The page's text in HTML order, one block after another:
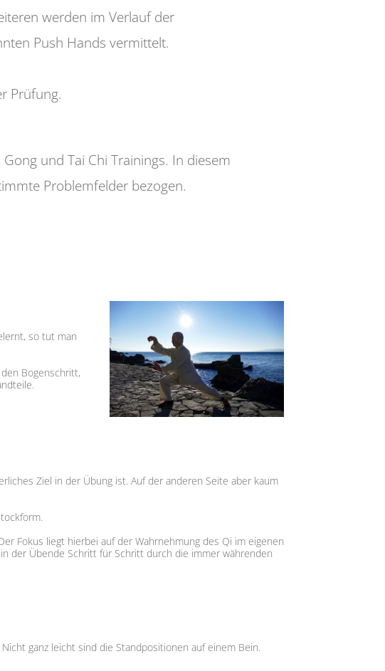
werden im Verlauf der
Push Hands vermittelt.
Prüfung.
und Tai Chi Trainings. In diesem
Problemfelder bezogen.
so tut man
Bogenschritt,
Ziel in der Übung ist. Auf der anderen Seite aber kaum
Fokus liegt hierbei auf der Wahrnehmung des Qi im eigenen
der Übende Schritt für Schritt durch die immer währenden
ganz leicht sind die Standpositionen auf einem Bein.